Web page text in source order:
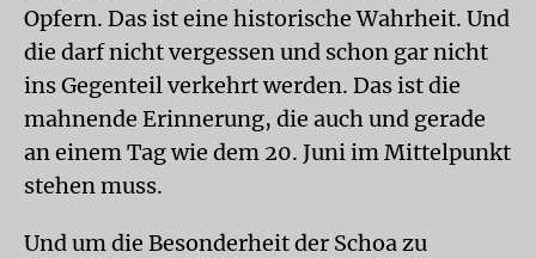
Opfern. Das ist eine historische Wahrheit. Und
die darf nicht vergessen und schon gar nicht
ins Gegenteil verkehrt werden. Das ist die
mahnende Erinnerung, die auch und gerade
an einem Tag wie dem 20. Juni im Mittelpunkt
stehen muss.
Und um die Besonderheit der Schoa zu